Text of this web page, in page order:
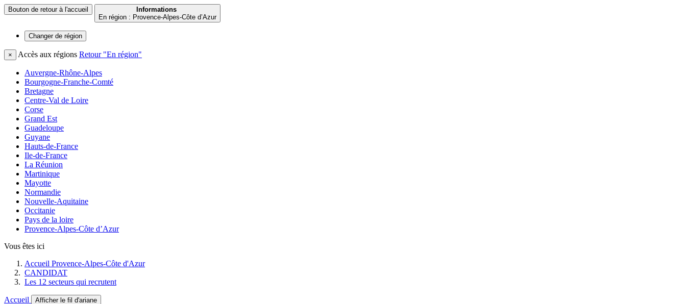
Bouton de retour à l'accueil
Informations
En région : Provence-Alpes-Côte d’Azur
Changer de région
× Accès aux régions Retour "En région"
Auvergne-Rhône-Alpes
Bourgogne-Franche-Comté
Bretagne
Centre-Val de Loire
Corse
Grand Est
Guadeloupe
Guyane
Hauts-de-France
Ile-de-France
La Réunion
Martinique
Mayotte
Normandie
Nouvelle-Aquitaine
Occitanie
Pays de la loire
Provence-Alpes-Côte d’Azur
Vous êtes ici
Accueil Provence-Alpes-Côte d'Azur
CANDIDAT
Les 12 secteurs qui recrutent
Accueil Afficher le fil d'ariane